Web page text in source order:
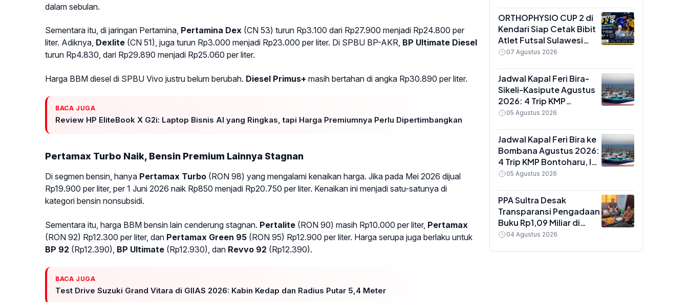
dalam sebulan.
Sementara itu, di jaringan Pertamina, Pertamina Dex (CN 53) turun Rp3.100 dari Rp27.900 menjadi Rp24.800 per
liter. Adiknya, Dexlite (CN 51), juga turun Rp3.000 menjadi Rp23.000 per liter. Di SPBU BP-AKR, BP Ultimate Diesel
turun Rp4.830, dari Rp29.890 menjadi Rp25.060 per liter.
Harga BBM diesel di SPBU Vivo justru belum berubah. Diesel Primus+ masih bertahan di angka Rp30.890 per liter.
BACA JUGA
Review HP EliteBook X G2i: Laptop Bisnis AI yang Ringkas, tapi Harga Premiumnya Perlu Dipertimbangkan
Pertamax Turbo Naik, Bensin Premium Lainnya Stagnan
Di segmen bensin, hanya Pertamax Turbo (RON 98) yang mengalami kenaikan harga. Jika pada Mei 2026 dijual
Rp19.900 per liter, per 1 Juni 2026 naik Rp850 menjadi Rp20.750 per liter. Kenaikan ini menjadi satu-satunya di
kategori bensin nonsubsidi.
Sementara itu, harga BBM bensin lain cenderung stagnan. Pertalite (RON 90) masih Rp10.000 per liter, Pertamax
(RON 92) Rp12.300 per liter, dan Pertamax Green 95 (RON 95) Rp12.900 per liter. Harga serupa juga berlaku untuk
BP 92 (Rp12.390), BP Ultimate (Rp12.930), dan Revvo 92 (Rp12.390).
BACA JUGA
Test Drive Suzuki Grand Vitara di GIIAS 2026: Kabin Kedap dan Radius Putar 5,4 Meter
ORTHOPHYSIO CUP 2 di
Kendari Siap Cetak Bibit
Atlet Futsal Sulawesi
Tenggara, Total Hadiah
07 Agustus 2026
Jadwal Kapal Feri Bira-
Sikeli-Kasipute Agustus
2026: 4 Trip KMP
Bontoharu dan Rincian
hingga Kendaraan
Golongan IX
05 Agustus 2026
Jadwal Kapal Feri Bira ke
Bombana Agustus 2026:
4 Trip KMP Bontoharu, Ini
Rincian Harga Tiket
Golongan IX
05 Agustus 2026
PPA Sultra Desak
Transparansi Pengadaan
Buku Rp1,09 Miliar di
Konawe, Plt Kadis Dikbud
04 Agustus 2026